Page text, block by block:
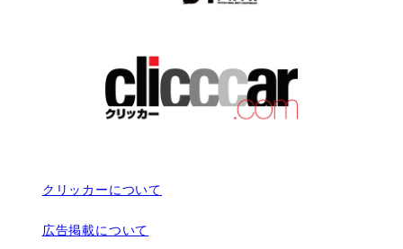
クリッカーについて
広告掲載について